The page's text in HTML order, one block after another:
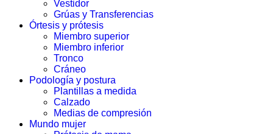
Vestidor
Grúas y Transferencias
Órtesis y prótesis
Miembro superior
Miembro inferior
Tronco
Cráneo
Podología y postura
Plantillas a medida
Calzado
Medias de compresión
Mundo mujer